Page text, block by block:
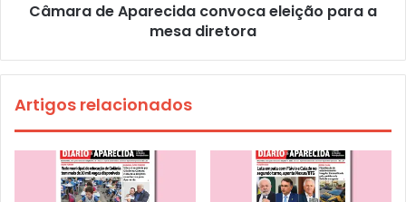
Câmara de Aparecida convoca eleição para a
mesa diretora
Artigos relacionados